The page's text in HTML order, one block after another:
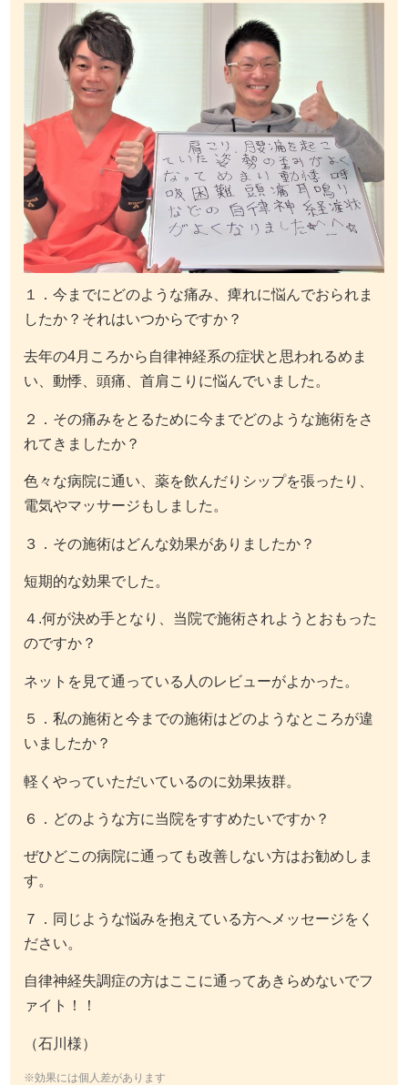
１．今までにどのような痛み、痺れに悩んでおられま
したか？それはいつからですか？
去年の4月ころから自律神経系の症状と思われるめま
い、動悸、頭痛、首肩こりに悩んでいました。
２．その痛みをとるために今までどのような施術をさ
れてきましたか？
色々な病院に通い、薬を飲んだりシップを張ったり、
電気やマッサージもしました。
３．その施術はどんな効果がありましたか？
短期的な効果でした。
４.何が決め手となり、当院で施術されようとおもった
のですか？
ネットを見て通っている人のレビューがよかった。
５．私の施術と今までの施術はどのようなところが違
いましたか？
軽くやっていただいているのに効果抜群。
６．どのような方に当院をすすめたいですか？
ぜひどこの病院に通っても改善しない方はお勧めしま
す。
７．同じような悩みを抱えている方へメッセージをく
ださい。
自律神経失調症の方はここに通ってあきらめないでフ
ァイト！！
（石川様）
※効果には個人差があります